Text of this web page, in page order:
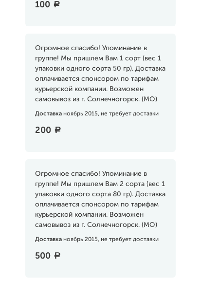
100 a
Огромное спасибо! Упоминание в
группе! Мы пришлем Вам 1 сорт (вес 1
упаковки одного сорта 50 гр). Доставка
оплачивается спонсором по тарифам
курьерской компании. Возможен
самовывоз из г. Солнечногорск. (МО)
Доставка ноябрь 2015, не требует доставки
200 a
Огромное спасибо! Упоминание в
группе! Мы пришлем Вам 2 сорта (вес 1
упаковки одного сорта 80 гр). Доставка
оплачивается спонсором по тарифам
курьерской компании. Возможен
самовывоз из г. Солнечногорск. (МО)
Доставка ноябрь 2015, не требует доставки
500 a